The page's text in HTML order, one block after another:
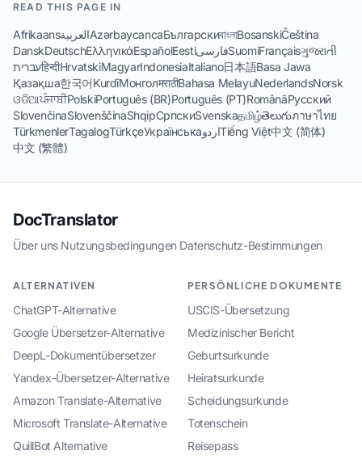
READ THIS PAGE IN
AfrikaansالعربيةAzərbaycancaБългарскиবাংলাBosanskiČeština
DanskDeutschΕλληνικάEspañolEestiفارسیSuomiFrançaisગુજરાતી
עבריתहिन्दीHrvatskiMagyarIndonesiaItaliano日本語Basa Jawa
Қазақша한국어KurdîМонголमराठीBahasa MelayuNederlandsNorsk
ଓଡିଆਪੰਜਾਬੀPolskiPortuguês (BR)Português (PT)RomânăРусский
SlovenčinaSlovenščinaShqipСрпскиSvenskaதமிழ்తెలుగుภาษาไทย
TürkmenlerTagalogTürkçeУкраїнськаاردوTiếng Việt中文 (简体)
中文 (繁體)
DocTranslator
Über uns·Nutzungsbedingungen·Datenschutz-Bestimmungen
ALTERNATIVEN
ChatGPT-Alternative
Google Übersetzer-Alternative
DeepL-Dokumentübersetzer
Yandex-Übersetzer-Alternative
Amazon Translate-Alternative
Microsoft Translate-Alternative
QuillBot Alternative
PERSÖNLICHE DOKUMENTE
USCIS-Übersetzung
Medizinischer Bericht
Geburtsurkunde
Heiratsurkunde
Scheidungsurkunde
Totenschein
Reisepass